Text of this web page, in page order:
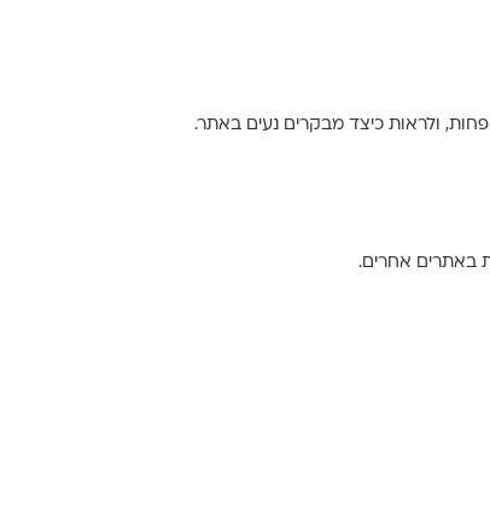
פחות, ולראות כיצד מבקרים נעים באתר.
באתרים אחרים.